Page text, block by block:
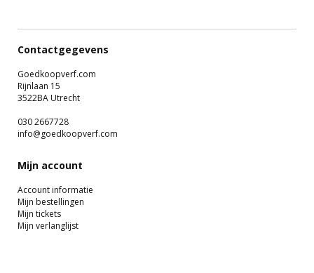
Contactgegevens
Goedkoopverf.com
Rijnlaan 15
3522BA Utrecht
030 2667728
info@goedkoopverf.com
Mijn account
Account informatie
Mijn bestellingen
Mijn tickets
Mijn verlanglijst